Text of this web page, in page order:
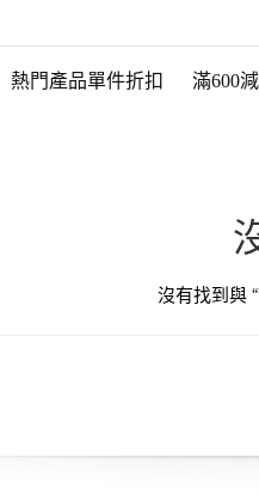
熱門產品單件折扣 滿600
沒有找到與 “